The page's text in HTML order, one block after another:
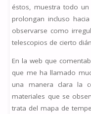
éstos, muestra todo
prolongan incluso
observarse como
telescopios de cierto
En la web que
que me ha llamado
una manera clara la
materiales que se
trata del mapa de